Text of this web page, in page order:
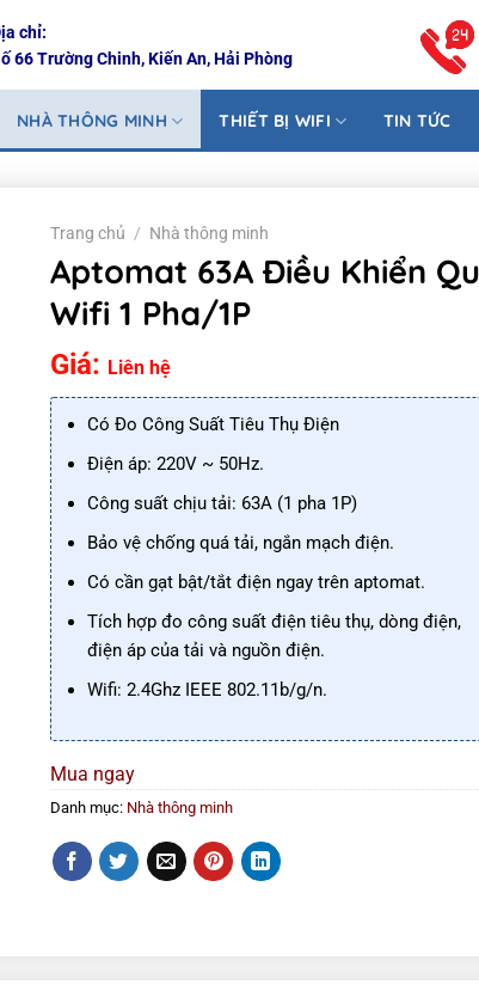
chỉ:
66 Trường Chinh, Kiến An, Hải Phòng
NHÀ THÔNG MINH THIẾT BỊ WIFI TIN TỨC
Trang chủ / Nhà thông minh
Aptomat 63A Điều Khiển
Wifi 1 Pha/1P
Giá: Liên hệ
Có Đo Công Suất Tiêu Thụ Điện
Điện áp: 220V ~ 50Hz.
Công suất chịu tải: 63A (1 pha 1P)
Bảo vệ chống quá tải, ngắn mạch điện.
Có cần gạt bật/tắt điện ngay trên aptomat.
Tích hợp đo công suất điện tiêu thụ, dòng điện,
điện áp của tải và nguồn điện.
Wifi: 2.4Ghz IEEE 802.11b/g/n.
Mua ngay
Danh mục: Nhà thông minh